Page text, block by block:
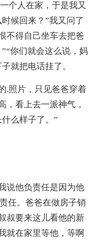
人在家，于是我又
候回来？”我又问了
不得自己坐车去把爸
你们就会这么说，妈
就把电话挂了。
照片，只见爸爸穿着
，看上去一派神气，
么样子了。”
他负责任是因为他
任。爸爸在做房子销
叔要来这儿看他的新
就在家里等他，等啊